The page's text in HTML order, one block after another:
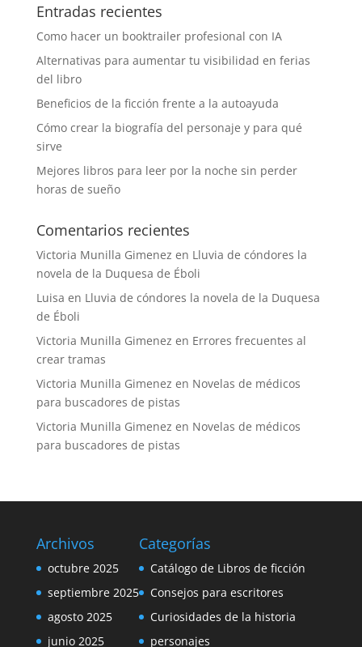
Entradas recientes
Como hacer un booktrailer profesional con IA
Alternativas para aumentar tu visibilidad en ferias
del libro
Beneficios de la ficción frente a la autoayuda
Cómo crear la biografía del personaje y para qué
sirve
Mejores libros para leer por la noche sin perder
horas de sueño
Comentarios recientes
Victoria Munilla Gimenez en Lluvia de cóndores la
novela de la Duquesa de Éboli
Luisa en Lluvia de cóndores la novela de la Duquesa
de Éboli
Victoria Munilla Gimenez en Errores frecuentes al
crear tramas
Victoria Munilla Gimenez en Novelas de médicos
para buscadores de pistas
Victoria Munilla Gimenez en Novelas de médicos
para buscadores de pistas
Archivos
octubre 2025
septiembre 2025
agosto 2025
junio 2025
Categorías
Catálogo de Libros de ficción
Consejos para escritores
Curiosidades de la historia
personajes